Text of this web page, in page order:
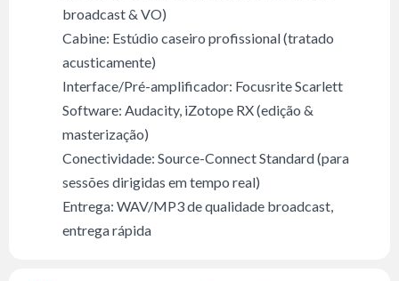
broadcast & VO)
Cabine: Estúdio caseiro profissional (tratado
acusticamente)
Interface/Pré-amplificador: Focusrite Scarlett
Software: Audacity, iZotope RX (edição &
masterização)
Conectividade: Source-Connect Standard (para
sessões dirigidas em tempo real)
Entrega: WAV/MP3 de qualidade broadcast,
entrega rápida